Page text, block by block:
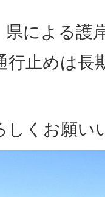
による護
行止めは長
しくお願い